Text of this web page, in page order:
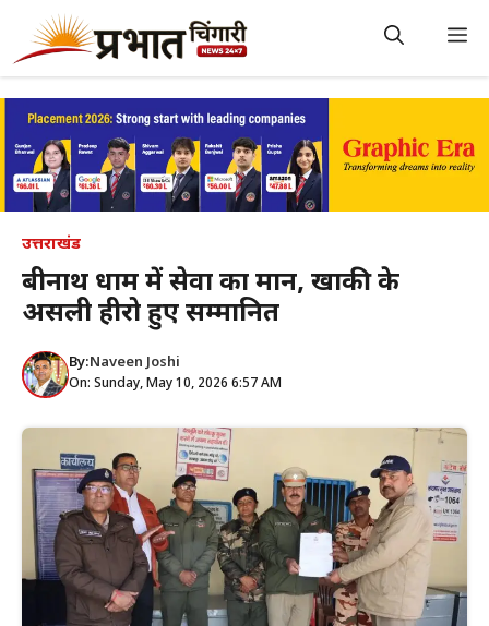
content
उत्तराखंड
बद्रीनाथ धाम में सेवा का मान, खाकी के
असली हीरो हुए सम्मानित
By:Naveen Joshi
On: Sunday, May 10, 2026 6:57 AM